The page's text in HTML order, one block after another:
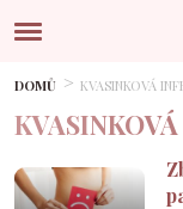
DOMŮ KVASINKOVÁ